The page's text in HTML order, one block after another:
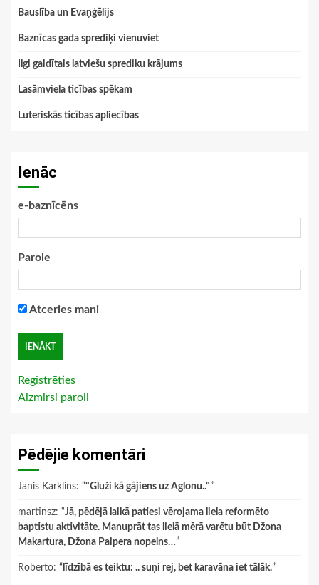
Bauslība un Evaņģēlijs
Baznīcas gada sprediķi vienuviet
Ilgi gaidītais latviešu sprediķu krājums
Lasāmviela ticības spēkam
Luteriskās ticības apliecības
Ienāc
e-baznīcēns
Parole
Atceries mani
Reģistrēties
Aizmirsi paroli
Pēdējie komentāri
Janis Karklins: “"Gluži kā gājiens uz Aglonu.."”
martinsz: “Jā, pēdējā laikā patiesi vērojama liela reformēto
baptistu aktivitāte. Manuprāt tas lielā mērā varētu būt Džona
Makartura, Džona Paipera nopelns…”
Roberto: “ līdzībā es teiktu: .. suņi rej, bet karavāna iet tālāk.”